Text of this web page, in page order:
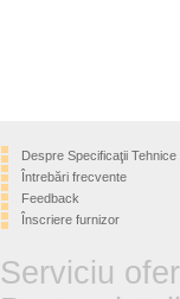
Despre Specificaţii Tehnice
Întrebări frecvente
Feedback
Înscriere furnizor
Serviciu